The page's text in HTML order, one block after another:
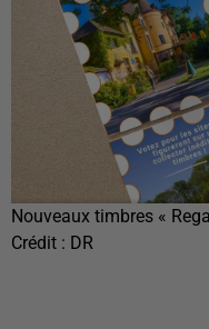
Nouveaux timbres «
Crédit : DR